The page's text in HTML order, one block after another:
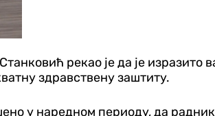
рекао је да је
здравствену заштиту.
у наредном периоду, да